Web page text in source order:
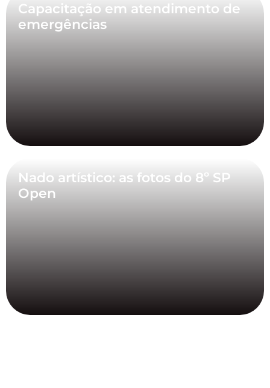
Capacitação em atendimento de
emergências
Nado artístico: as fotos do 8º SP
Open